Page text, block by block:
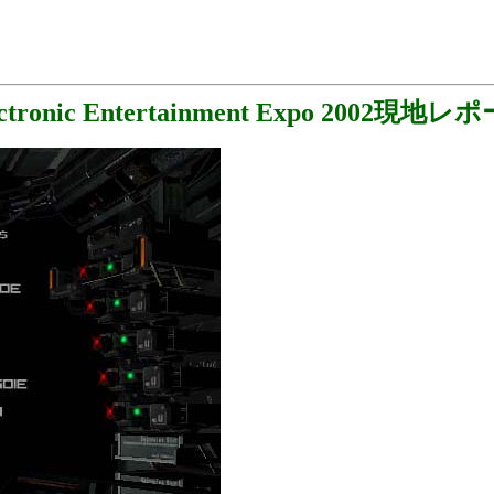
Entertainment Expo 2002現地レポ